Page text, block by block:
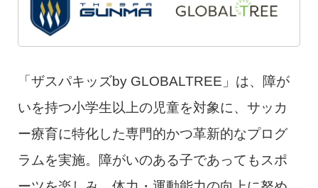
「ザスパキッズby GLOBALTREE」は、障が
いを持つ小学生以上の児童を対象に、サッカ
ー療育に特化した専門的かつ革新的なプログ
ラムを実施。障がいのある子であってもスポ